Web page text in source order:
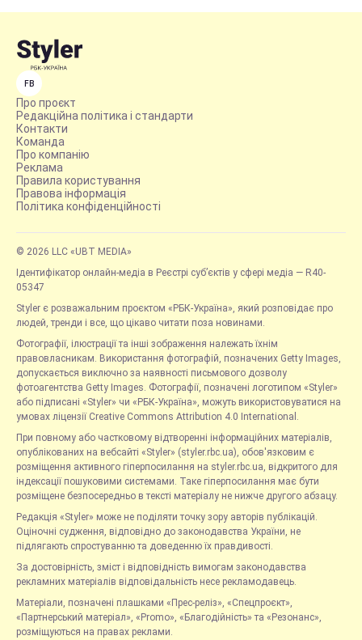
FB
Про проєкт
Редакційна політика і стандарти
Контакти
Команда
Про компанію
Реклама
Правила користування
Правова інформація
Політика конфіденційності
© 2026 LLC «UBT MEDIA»
Ідентифікатор онлайн-медіа в Реєстрі суб’єктів у сфері медіа — R40-
05347
Styler є розважальним проєктом «РБК-Україна», який розповідає про
людей, тренди і все, що цікаво читати поза новинами.
Фотографії, ілюстрації та інші зображення належать їхнім
правовласникам. Використання фотографій, позначених Getty Images,
допускається виключно за наявності письмового дозволу
фотоагентства Getty Images. Фотографії, позначені логотипом «Styler»
або підписані «Styler» чи «РБК-Україна», можуть використовуватися на
умовах ліцензії Creative Commons Attribution 4.0 International.
При повному або частковому відтворенні інформаційних матеріалів,
опублікованих на вебсайті «Styler» (styler.rbc.ua), обов'язковим є
розміщення активного гіперпосилання на styler.rbc.ua, відкритого для
індексації пошуковими системами. Таке гіперпосилання має бути
розміщене безпосередньо в тексті матеріалу не нижче другого абзацу.
Редакція «Styler» може не поділяти точку зору авторів публікацій.
Оціночні судження, відповідно до законодавства України, не
підлягають спростуванню та доведенню їх правдивості.
За достовірність, зміст і відповідність вимогам законодавства
рекламних матеріалів відповідальність несе рекламодавець.
Матеріали, позначені плашками «Прес-реліз», «Спецпроєкт»,
«Партнерський матеріал», «Promo», «Благодійність» та «Резонанс»,
розміщуються на правах реклами.